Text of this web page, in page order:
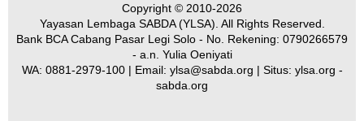
Copyright © 2010-2026
Yayasan Lembaga SABDA (YLSA). All Rights Reserved.
Bank BCA Cabang Pasar Legi Solo - No. Rekening: 0790266579
- a.n. Yulia Oeniyati
WA: 0881-2979-100| Email: ylsa@sabda.org | Situs: ylsa.org -
sabda.org